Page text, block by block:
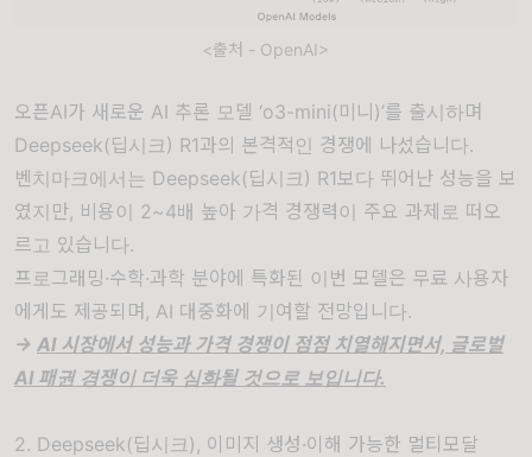
<출처 - OpenAI>
오픈AI가 새로운 AI 추론 모델 ‘o3-mini(미니)’를 출시하며
Deepseek(딥시크) R1과의 본격적인 경쟁에 나섰습니다.
벤치마크에서는 Deepseek(딥시크) R1보다 뛰어난 성능을 보
였지만, 비용이 2~4배 높아 가격 경쟁력이 주요 과제로 떠오
르고 있습니다.
프로그래밍·수학·과학 분야에 특화된 이번 모델은 무료 사용자
에게도 제공되며, AI 대중화에 기여할 전망입니다.
-> AI 시장에서 성능과 가격 경쟁이 점점 치열해지면서, 글로벌
AI 패권 경쟁이 더욱 심화될 것으로 보입니다.
2. Deepseek(딥시크), 이미지 생성·이해 가능한 멀티모달